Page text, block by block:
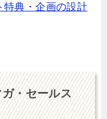
特典・企画の設計
・セールス